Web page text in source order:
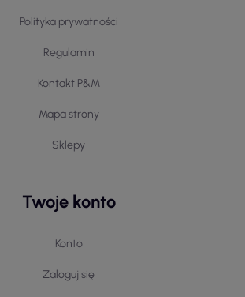
Polityka prywatności
Regulamin
Kontakt P&M
Mapa strony
Sklepy
Twoje konto
Konto
Zaloguj się